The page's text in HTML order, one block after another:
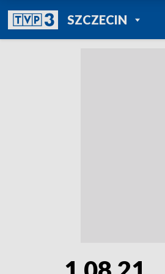
SZCZECINPOWRÓT DO
TVP REGIONY